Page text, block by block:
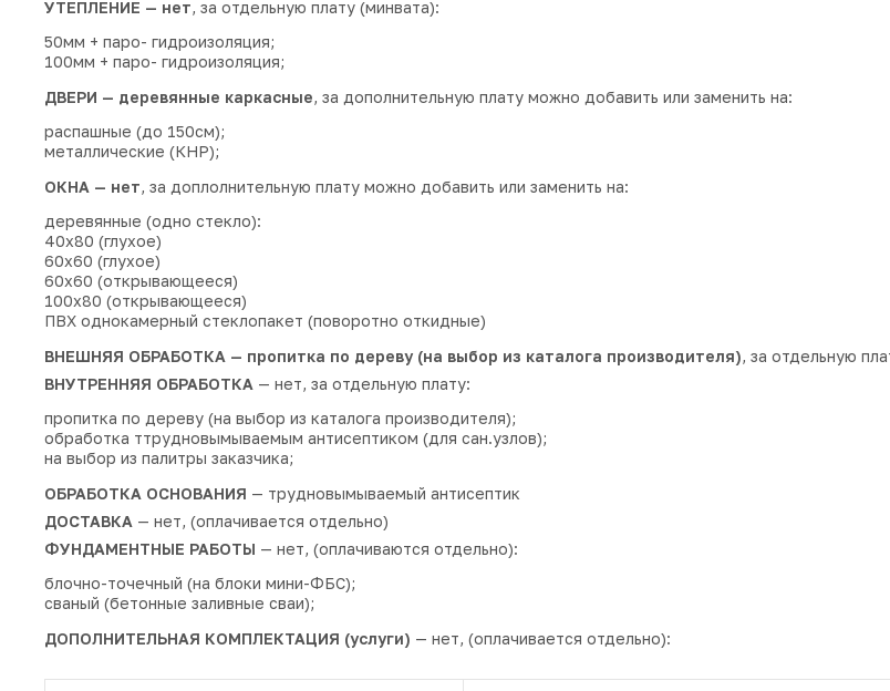
УТЕПЛЕНИЕ — нет, за отдельную плату (минвата):
50мм + паро- гидроизоляция;
100мм + паро- гидроизоляция;
ДВЕРИ — деревянные каркасные, за дополнительную плату можно добавить или заменить на:
распашные (до 150см);
металлические (КНР);
ОКНА — нет, за доплолнительную плату можно добавить или заменить на:
деревянные (одно стекло):
40х80 (глухое)
60х60 (глухое)
60х60 (открывающееся)
100х80 (открывающееся)
ПВХ однокамерный стеклопакет (поворотно откидные)
ВНЕШНЯЯ ОБРАБОТКА — пропитка по дереву (на выбор из каталога производителя), за отдельную
ВНУТРЕННЯЯ ОБРАБОТКА — нет, за отдельную плату:
пропитка по дереву (на выбор из каталога производителя);
обработка ттрудновымываемым антисептиком (для сан.узлов);
на выбор из палитры заказчика;
ОБРАБОТКА ОСНОВАНИЯ — трудновымываемый антисептик
ДОСТАВКА — нет, (оплачивается отдельно)
ФУНДАМЕНТНЫЕ РАБОТЫ — нет, (оплачиваются отдельно):
блочно-точечный (на блоки мини-ФБС);
сваный (бетонные заливные сваи);
ДОПОЛНИТЕЛЬНАЯ КОМПЛЕКТАЦИЯ (услуги) — нет, (оплачивается отдельно):